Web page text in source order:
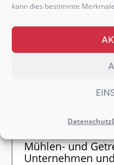
kann dies bestimmte
Datenschutz
WEITERE